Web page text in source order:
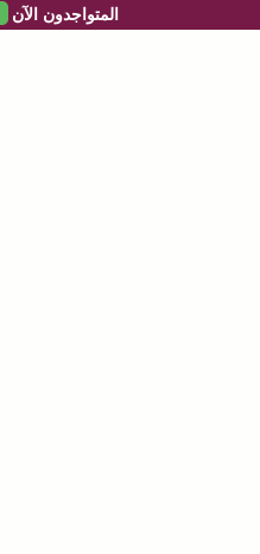
المتواجدون الآن